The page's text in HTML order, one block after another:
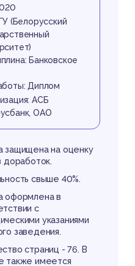
(Белорусский
Банковское
Диплом
АСБ
ОАО
защищена на оценку
доработок.
свыше 40%.
оформлена в
с
указаниями
заведения.
страниц - 76. В
также имеется